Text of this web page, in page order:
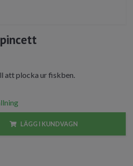
plocka ur fiskben.
LÄGG I KUNDVAGN